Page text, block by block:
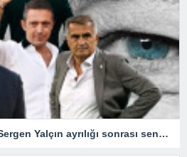
Son Dakika: Beşiktaş – Sergen Yalçın ayrılığı sonrası senaryolar! Fenerbahçe, Okan Buruk, Şenol Güneş…